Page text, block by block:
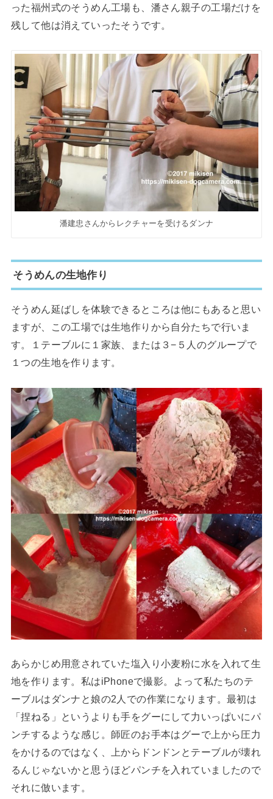
った福州式のそうめん工場も、潘さん親子の工場だけを
残して他は消えていったそうです。
潘建忠さんからレクチャーを受けるダンナ
そうめんの生地作り
そうめん延ばしを体験できるところは他にもあると思い
ますが、この工場では生地作りから自分たちで行いま
す。１テーブルに１家族、または３−５人のグループで
１つの生地を作ります。
あらかじめ用意されていた塩入り小麦粉に水を入れて生
地を作ります。私はiPhoneで撮影。よって私たちのテ
ーブルはダンナと娘の2人での作業になります。最初は
「捏ねる」というよりも手をグーにして力いっぱいにパ
ンチするような感じ。師匠のお手本はグーで上から圧力
をかけるのではなく、上からドンドンとテーブルが壊れ
るんじゃないかと思うほどパンチを入れていましたので
それに倣います。